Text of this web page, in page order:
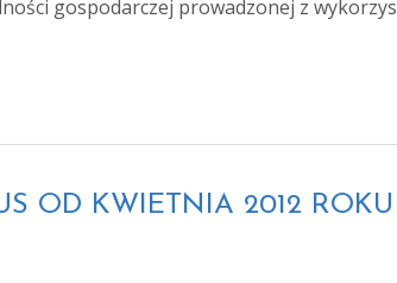
gospodarczej prowadzonej z
OD KWIETNIA 2012 ROKU